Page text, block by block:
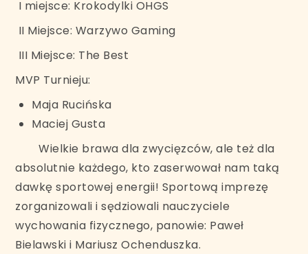
I miejsce: Krokodylki OHGS
II Miejsce: Warzywo Gaming
III Miejsce: The Best
MVP Turnieju:
Maja Rucińska
Maciej Gusta
Wielkie brawa dla zwycięzców, ale też dla
absolutnie każdego, kto zaserwował nam taką
dawkę sportowej energii! Sportową imprezę
zorganizowali i sędziowali nauczyciele
wychowania fizycznego, panowie: Paweł
Bielawski i Mariusz Ochenduszka.